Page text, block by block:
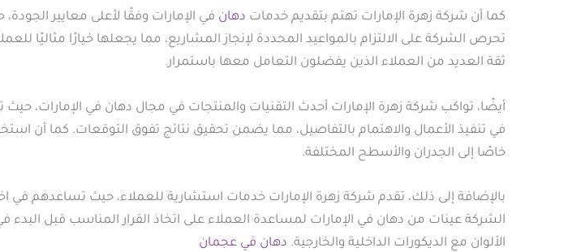
كما أن شركة زهرة الإمارات تهتم بتقديم خدمات دهان في الإمارات وفقًا لأعلى معايير
تحرص الشركة على الالتزام بالمواعيد المحددة لإنجاز المشاريع، مما يجعلها خيارًا
ثقة العديد من العملاء الذين يفضلون التعامل معها باستمرار.
أيضًا، تواكب شركة زهرة الإمارات أحدث التقنيات والمنتجات في مجال دهان في
في تنفيذ الأعمال والاهتمام بالتفاصيل، مما يضمن تحقيق نتائج تفوق التوقعات. كما أن
خاصًا إلى الجدران والأسطح المختلفة.
بالإضافة إلى ذلك، تقدم شركة زهرة الإمارات خدمات استشارية للعملاء، حيث تساعدهم في
الشركة عينات من دهان في الإمارات لمساعدة العملاء على اتخاذ القرار المناسب قبل
الألوان مع الديكورات الداخلية والخارجية. دهان في عجمان